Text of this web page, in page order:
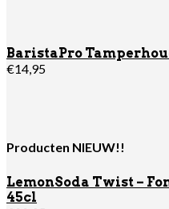
BaristaPro
€14,95
Producten NIEUW!!
LemonSoda Twist –
45cl